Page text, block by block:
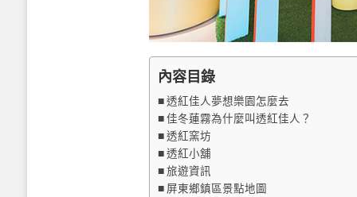
內容目錄
透紅佳人夢想樂園怎麼去
佳冬蓮霧為什麼叫透紅佳人？
透紅窯坊
透紅小舖
旅遊資訊
屏東鄉鎮區景點地圖